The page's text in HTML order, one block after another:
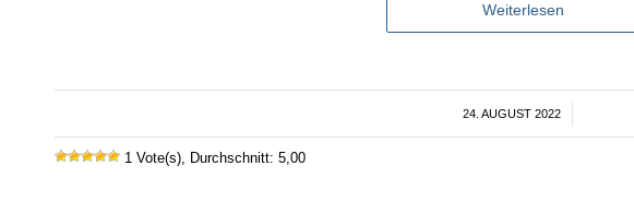
Weiterlesen
24. AUGUST 2022
/
1 Vote(s), Durchschnitt: 5,00